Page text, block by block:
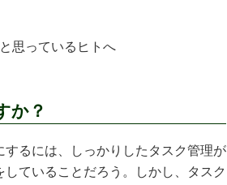
思っているヒトへ
か？
るには、しっかりしたタスク管理が
ていることだろう。しかし、タスク